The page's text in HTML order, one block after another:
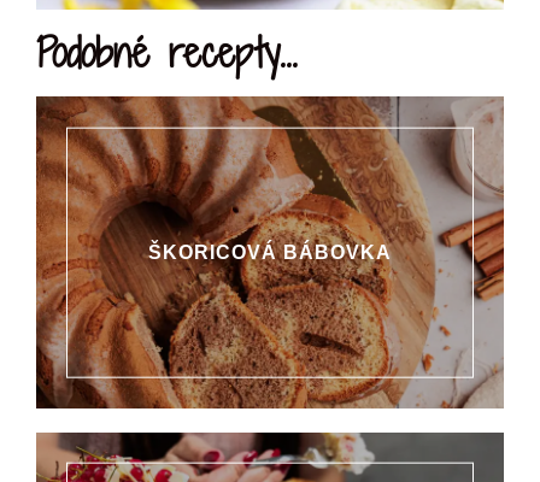
Podobné recepty...
ŠKORICOVÁ BÁBOVKA